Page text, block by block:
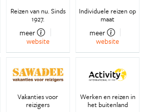
Reizen van nu. Sinds
1927.
meer
website
Individuele reizen op
maat
meer
website
Vakanties voor
reizigers
Werken en reizen in
het buitenland